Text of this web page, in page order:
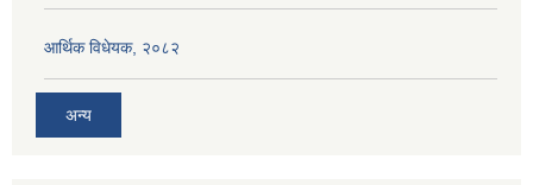
आर्थिक विधेयक, २०८२
अन्य